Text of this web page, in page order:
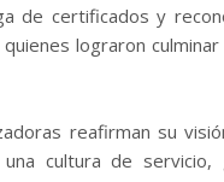
de certificados y
lograron
reafirman su
cultura de